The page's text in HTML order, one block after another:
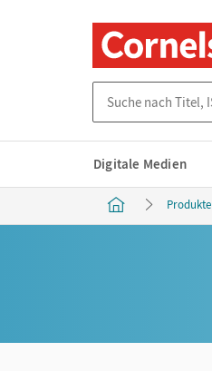
Digitale Medien
Produkte